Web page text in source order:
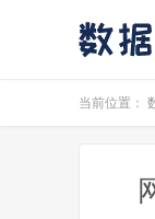
当前位置：